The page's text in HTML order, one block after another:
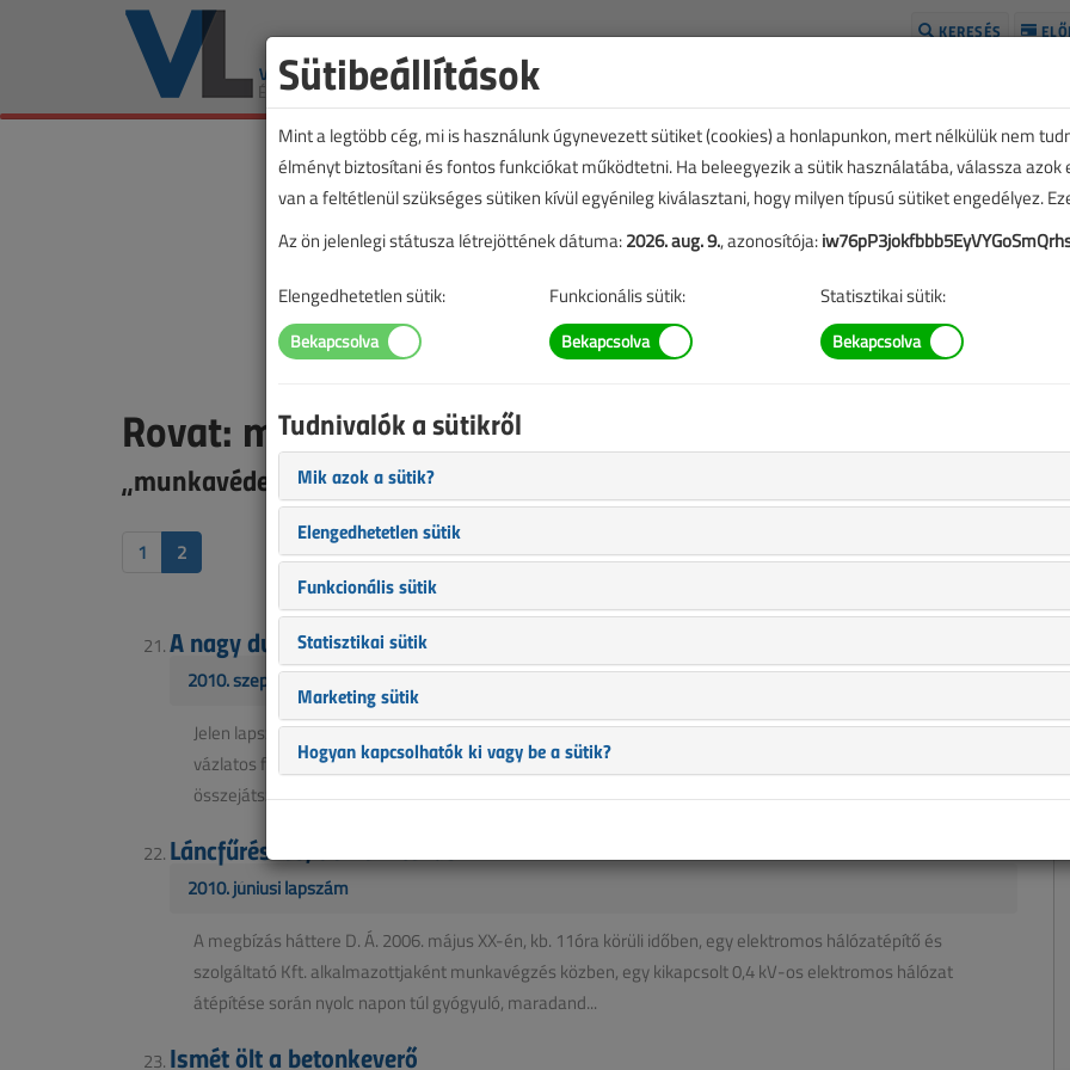
KERESÉS
Rovat: munkavédelem
„munkavédelem” rovatba sorolt tartalmak
1 2
A nagy durranás
2010. szeptemberi lapszám
Jelen lapszámunk munkavédelmi rovatában egy vegyi üzemben történt baleset rekonstrukcióját közöljük
vázlatos formában. A publikáció célja annak nyomatékosítása, hogy a körülmények szerencsétlen
összejátszása a karbantartó cég minőségi munka-végzése é...
Láncfűrészes, de nem texasi
2010. júniusi lapszám
A megbízás háttere D. Á. 2006. május XX-én, kb. 11óra körüli időben, egy elektromos hálózatépítő és
szolgáltató Kft. alkalmazottjaként munkavégzés közben, egy kikapcsolt 0,4 kV-os elektromos hálózat
átépítése során nyolc napon túl gyógyuló, maradand...
Ismét ölt a betonkeverő
Sütibeállítások
Mint a legtöbb cég, mi is használunk úgynevezett sütiket (cookies) a honlapunkon, mert nélkülük nem
élményt biztosítani és fontos funkciókat működtetni. Ha beleegyezik a sütik használatába, válassza azok
van a feltétlenül szükséges sütiken kívül egyénileg kiválasztani, hogy milyen típusú sütiket engedélyez.
Az ön jelenlegi státusza létrejöttének dátuma:2026. aug. 9., azonosítója:
Elengedhetetlen sütik: Funkcionális sütik: Statisztikai sütik:
Tudnivalók a sütikről
Mik azok a sütik?
Elengedhetetlen sütik
Funkcionális sütik
Statisztikai sütik
Marketing sütik
Hogyan kapcsolhatók ki vagy be a sütik?